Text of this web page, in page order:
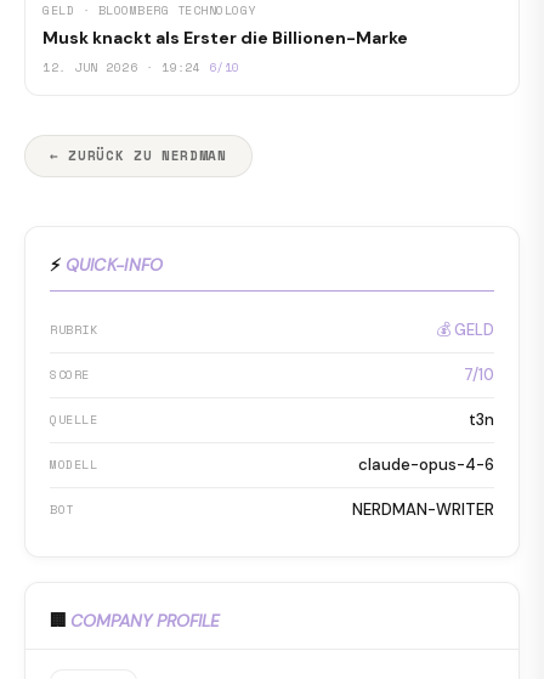
GELD · BLOOMBERG TECHNOLOGY
Musk knackt als Erster die Billionen-Marke
12. JUN 2026 · 19:24 6/10
← ZURÜCK ZU NERDMAN
⚡ QUICK-INFO
RUBRIK 💰 GELD
SCORE 7/10
QUELLE t3n
MODELL claude-opus-4-6
BOT NERDMAN-WRITER
🏢 COMPANY PROFILE